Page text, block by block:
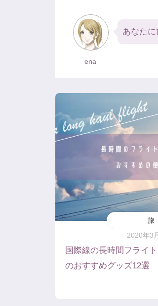
ena
あなた
旅
2020年3
国際線の長時間フライ
のおすすめグッズ12選